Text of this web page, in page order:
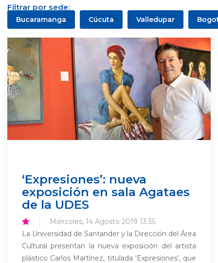
Filtrar por sede:
Bucaramanga Cúcuta Valledupar
‘Expresiones’: nueva
exposición en sala Agataes
de la UDES
Miércoles, 14 Agosto 2019 13:35
La Universidad de Santander y la Dirección del Área
Cultural presentan la nueva exposición del artista
plástico Carlos Martínez, titulada ‘Expresiones’, que